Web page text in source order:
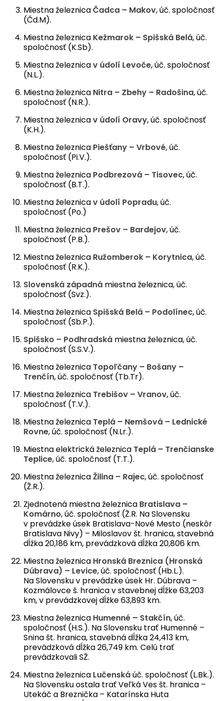
Miestna železnicaČadca – Makov, úč. spoločnosť
(Čd.M).
Miestna železnica Kežmarok – Spišská Belá, úč.
spoločnosť (K.Sb).
Miestna železnicav údolí Levoče, úč. spoločnosť
(N.L.).
Miestna železnica Nitra – Zbehy – Radošina, úč.
spoločnosť (N.R.).
Miestna železnicav údolí Oravy, úč. spoločnosť
(K.H.).
Miestna železnica Piešťany – Vrbové, úč.
spoločnosť (Pi.V.).
Miestna železnica Podbrezová – Tisovec, úč.
spoločnosť (B.T.).
Miestna železnicav údolí Popradu, úč.
spoločnosť (Po.)
Miestna železnica Prešov – Bardejov, úč.
spoločnosť (P.B.).
Miestna železnica Ružomberok – Korytnica, úč.
spoločnosť (R.K.).
Slovenská západná miestna železnica, úč.
spoločnosť (Svz.).
Miestna železnica Spišská Belá – Podolínec, úč.
spoločnosť (Sb.P.).
Spišsko – Podhradská miestna železnica, úč.
spoločnosť (S.S.V.).
Miestna železnica Topoľčany – Bošany –
Trenčín, úč. spoločnosť (Tb.Tr).
Miestna železnica Trebišov – Vranov, úč.
spoločnosť (T.V.).
Miestna železnica Teplá – Nemšová – Lednické
Rovne, úč. spoločnosť (N.Lr.).
Miestna elektrická železnica Teplá – Trenčianske
Teplice, úč. spoločnosť (T.T.).
Miestna železnicaŽilina – Rajec, úč. spoločnosť
(Ž.R.).
Zjednotená miestna železnica Bratislava –
Komárno, úč. spoločnosť (Ž.R. Na Slovensku
v prevádzke úsek Bratislava-Nové Mesto (neskôr
Bratislava Nivy) – Miloslavov št. hranica, stavebná
dĺžka 20,186 km, prevádzková dĺžka 20,806 km.
Miestna železnica Hronská Breznica (Hronská
Dúbrava) – Levice, úč. spoločnosť (Hb.L.).
Na Slovensku v prevádzke úsek Hr. Dúbrava –
Kozmálovce š. hranica v stavebnej dĺžke 63,203
km, v prevádzkovej dĺžke 63,893 km.
Miestna železnica Humenné – Stakčín, úč.
spoločnosť (H.S.). Na Slovensku trať Humenné –
Snina št. hranica, stavebná dĺžka 24,413 km,
prevádzková dĺžka 26,749 km. Celú trať
prevádzkovali SŽ.
Miestna železnica Lučenskáúč. spoločnosť (L.Bk.).
Na Slovensku ostala trať Veľká Ves št. hranica –
Utekáč a Breznička – Katarínska Huta